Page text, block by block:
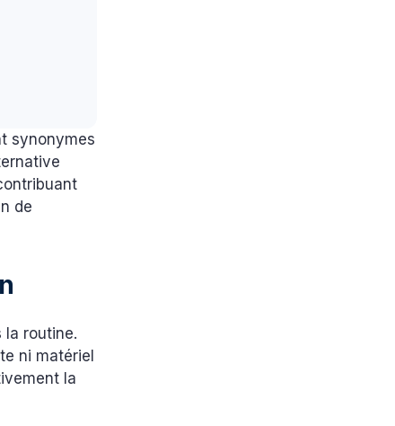
synonymes
de
la routine.
ni matériel
la